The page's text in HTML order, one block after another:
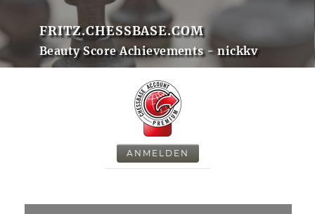
FRITZ.CHESSBASE.COM
Beauty Score Achievements - nickkv
ANMELDEN